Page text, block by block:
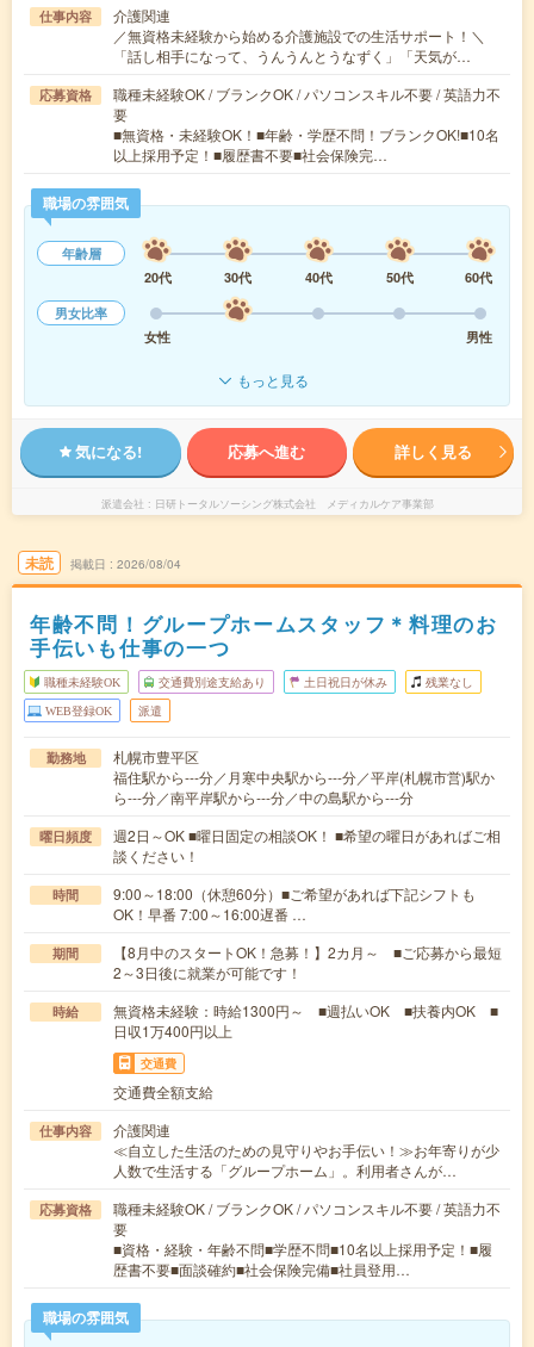
仕事内容
介護関連
／無資格未経験から始める介護施設での生活サポート！＼
「話し相手になって、うんうんとうなずく」「天気が…
応募資格
職種未経験OK / ブランクOK / パソコンスキル不要 / 英語力不
要
■無資格・未経験OK！■年齢・学歴不問！ブランクOK!■10名
以上採用予定！■履歴書不要■社会保険完…
職場の雰囲気
年齢層
20代
30代 40代 50代
60代
男女比率
女性
男性
もっと見る
気になる! 応募へ進む 詳しく見る
派遣会社 日研トータルソーシング株式会社 メディカルケア事業部
未読 掲載日 2026/08/04
年齢不問！グループホームスタッフ＊料理のお
手伝いも仕事の一つ
職種未経験OK 交通費別途支給あり 土日祝日が休み 残業なし
WEB登録OK 派遣
勤務地
札幌市豊平区
福住駅から---分／月寒中央駅から---分／平岸(札幌市営)駅か
ら---分／南平岸駅から---分／中の島駅から---分
曜日頻度
週2日～OK ■曜日固定の相談OK！ ■希望の曜日があればご相
談ください！
時間
9:00～18:00（休憩60分）■ご希望があれば下記シフトも
OK！早番 7:00～16:00遅番 …
期間
【8月中のスタートOK！急募！】2カ月～ ■ご応募から最短
2～3日後に就業が可能です！
時給
無資格未経験：時給1300円～ ■週払いOK ■扶養内OK ■
日収1万400円以上
交通費
交通費全額支給
仕事内容
介護関連
≪自立した生活のための見守りやお手伝い！≫お年寄りが少
人数で生活する「グループホーム」。利用者さんが…
応募資格
職種未経験OK / ブランクOK / パソコンスキル不要 / 英語力不
要
■資格・経験・年齢不問■学歴不問■10名以上採用予定！■履
歴書不要■面談確約■社会保険完備■社員登用…
職場の雰囲気